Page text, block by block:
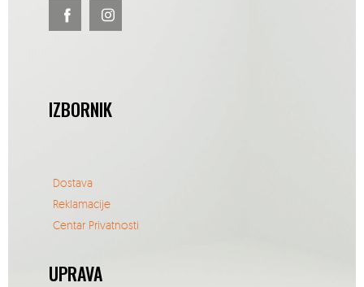
IZBORNIK
Dostava
Reklamacije
Centar Privatnosti
UPRAVA